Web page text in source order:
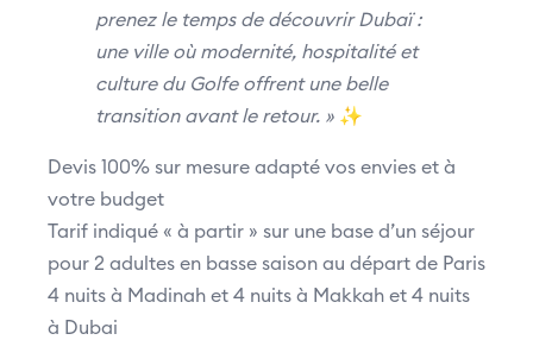
prenez le temps de découvrir Dubaï :
une ville où modernité, hospitalité et
culture du Golfe offrent une belle
transition avant le retour. » ✨
Devis 100% sur mesure adapté vos envies et à
votre budget
Tarif indiqué « à partir » sur une base d’un séjour
pour 2 adultes en basse saison au départ de Paris
4 nuits à Madinah et 4 nuits à Makkah et 4 nuits
à Dubai